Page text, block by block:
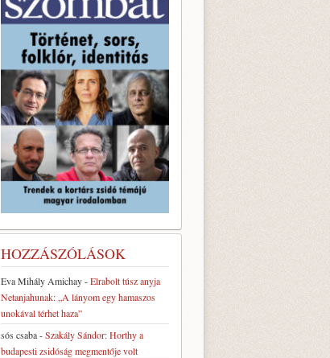
HOZZÁSZÓLÁSOK
Eva Mihály Amichay-Elrabolt túsz anyja
Netanjahunak: „A lányom egy hamaszos
unokával térhet haza”
sós csaba-Szakály Sándor: Horthy a
budapesti zsidóság megmentője volt